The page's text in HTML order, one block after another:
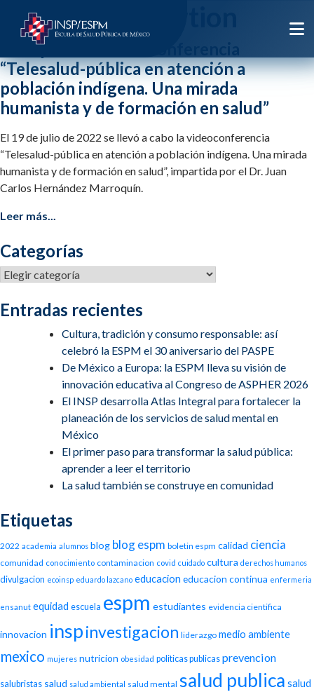
Etiqueta:
Se impartió la videoconferencia
“Telesalud-pública en atención a
población indígena. Una mirada
humanista y de formación en salud”
El 19 de julio de 2022 se llevó a cabo la videoconferencia
“Telesalud-pública en atención a población indígena. Una mirada
humanista y de formación en salud”, impartida por el Dr. Juan
Carlos Hernández Marroquín.
Leer más...
Categorías
Categorías
Entradas recientes
Cultura, tradición y consumo responsable: así
celebró la ESPM el 30 aniversario del PASPE
De México a Europa: la ESPM lleva su visión de
innovación educativa al Congreso de ASPHER 2026
El INSP desarrolla Atlas Integral para fortalecer la
planeación de los servicios de salud mental en
México
El primer paso para transformar la salud pública:
aprender a leer el territorio
La salud también se construye en comunidad
Etiquetas
2022 academia alumnos blog blog espm boletin espm calidad ciencia
comunidad conocimiento contaminacion covid cuidado cultura derechos humanos
divulgacion ecoinsp eduardo lazcano educacion educacion continua enfermeria
ensanut equidad escuela espm estudiantes evidencia cientifica
innovacion inspinvestigacion liderazgo medio ambiente
mexico mujeres nutricion obesidad politicas publicas prevencion
salubristas salud salud ambiental salud mental salud publica salud